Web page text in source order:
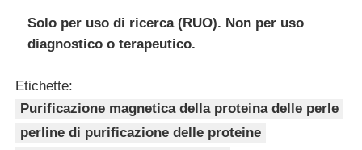
Solo per uso di ricerca (RUO). Non per uso
diagnostico o terapeutico.
Etichette:
Purificazione magnetica della proteina delle perle
perline di purificazione delle proteine